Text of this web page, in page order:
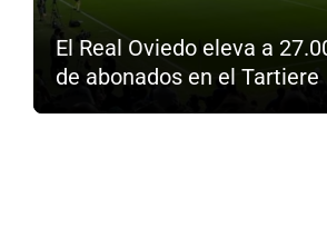
El Real Oviedo eleva a
de abonados en el Tartiere